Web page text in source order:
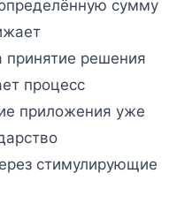
сумму
принятие решения
процесс
приложения уже
стимулирующие